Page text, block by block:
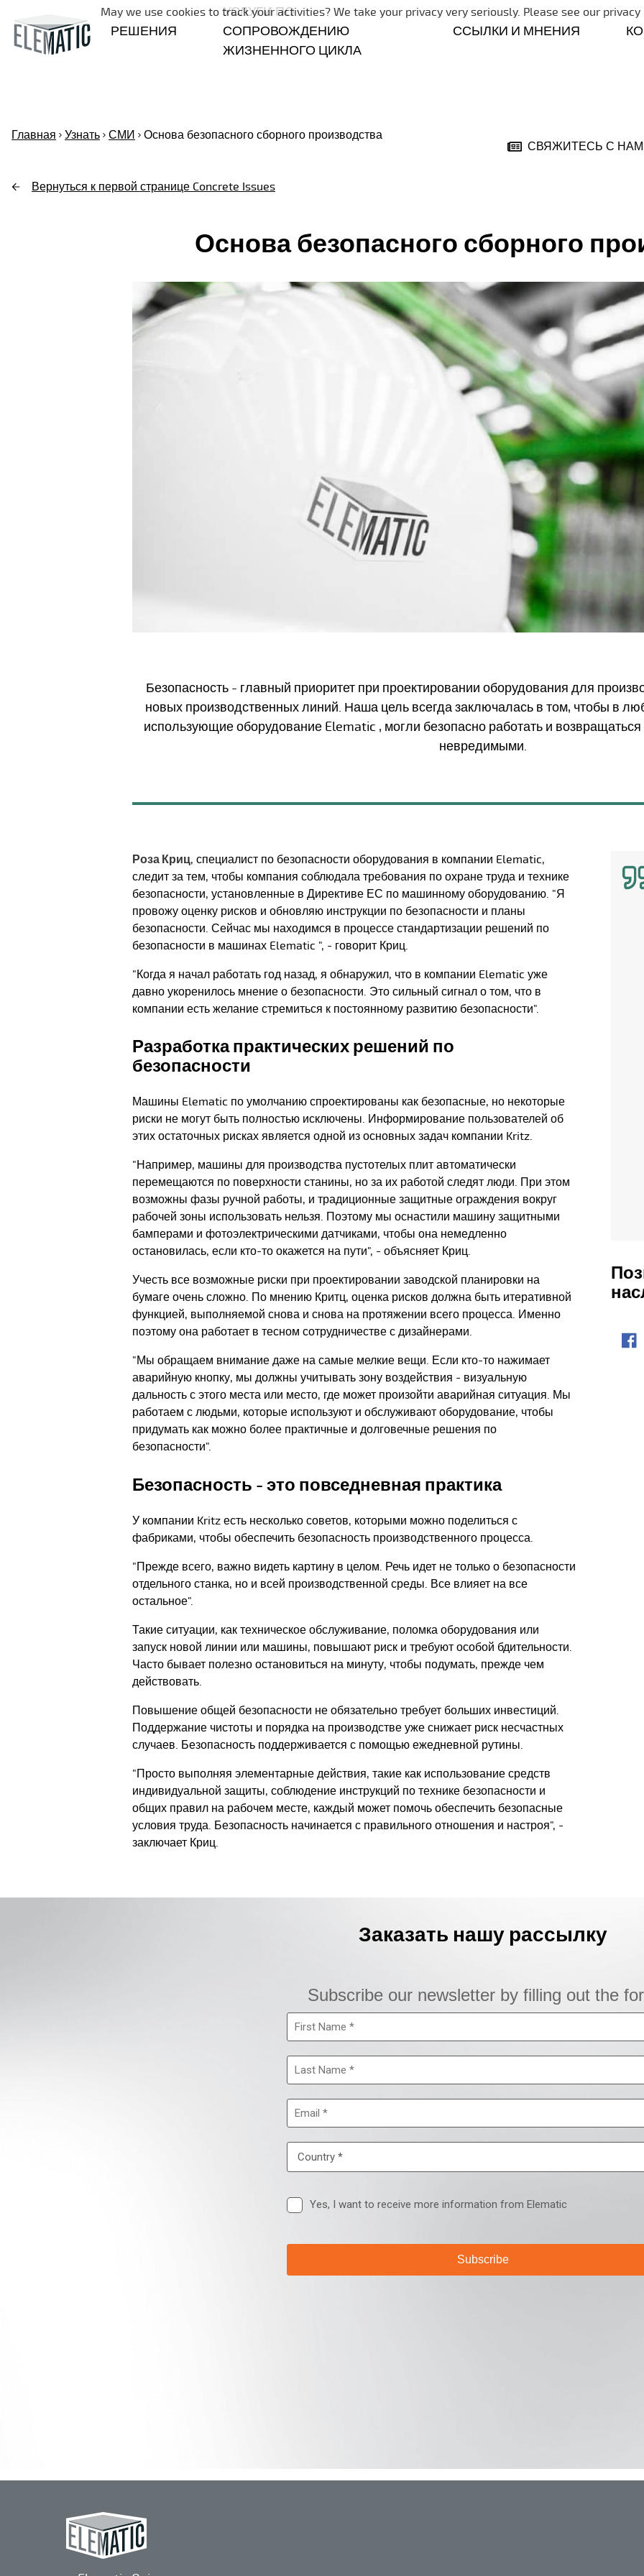
Skip navigation
РЕШЕНИЯ
УСЛУГИ ПО
СОПРОВОЖДЕНИЮ
ЖИЗНЕННОГО ЦИКЛА
ССЫЛКИ И МНЕНИЯ
Главная Узнать СМИ
Основа безопасного сборного производства
СВЯЖИТЕСЬ С
Вернуться к первой странице Concrete Issues
Основа безопасного сборного
Безопасность - главный приоритет при проектировании оборудования для
новых производственных линий. Наша цель всегда заключалась в том, чтобы в
использующие оборудование Elematic , могли безопасно работать и
невредимыми.
Роза Криц, специалист по безопасности оборудования в компании Elematic,
следит за тем, чтобы компания соблюдала требования по охране труда и технике
безопасности, установленные в Директиве ЕС по машинному оборудованию. "Я
провожу оценку рисков и обновляю инструкции по безопасности и планы
безопасности. Сейчас мы находимся в процессе стандартизации решений по
безопасности в машинах Elematic ", - говорит Криц.
"Когда я начал работать год назад, я обнаружил, что в компании Elematic уже
давно укоренилось мнение о безопасности. Это сильный сигнал о том, что в
компании есть желание стремиться к постоянному развитию безопасности".
Разработка практических решений по
безопасности
Машины Elematic по умолчанию спроектированы как безопасные, но некоторые
риски не могут быть полностью исключены. Информирование пользователей об
этих остаточных рисках является одной из основных задач компании Kritz.
"Например, машины для производства пустотелых плит автоматически
перемещаются по поверхности станины, но за их работой следят люди. При этом
возможны фазы ручной работы, и традиционные защитные ограждения вокруг
рабочей зоны использовать нельзя. Поэтому мы оснастили машину защитными
бамперами и фотоэлектрическими датчиками, чтобы она немедленно
остановилась, если кто-то окажется на пути", - объясняет Криц.
Учесть все возможные риски при проектировании заводской планировки на
бумаге очень сложно. По мнению Критц, оценка рисков должна быть итеративной
функцией, выполняемой снова и снова на протяжении всего процесса. Именно
поэтому она работает в тесном сотрудничестве с дизайнерами.
"Мы обращаем внимание даже на самые мелкие вещи. Если кто-то нажимает
аварийную кнопку, мы должны учитывать зону воздействия - визуальную
дальность с этого места или место, где может произойти аварийная ситуация. Мы
работаем с людьми, которые используют и обслуживают оборудование, чтобы
придумать как можно более практичные и долговечные решения по
безопасности".
Безопасность - это повседневная практика
У компании Kritz есть несколько советов, которыми можно поделиться с
фабриками, чтобы обеспечить безопасность производственного процесса.
"Прежде всего, важно видеть картину в целом. Речь идет не только о безопасности
отдельного станка, но и всей производственной среды. Все влияет на все
остальное".
Такие ситуации, как техническое обслуживание, поломка оборудования или
запуск новой линии или машины, повышают риск и требуют особой бдительности.
Часто бывает полезно остановиться на минуту, чтобы подумать, прежде чем
действовать.
Повышение общей безопасности не обязательно требует больших инвестиций.
Поддержание чистоты и порядка на производстве уже снижает риск несчастных
случаев. Безопасность поддерживается с помощью ежедневной рутины.
"Просто выполняя элементарные действия, такие как использование средств
индивидуальной защиты, соблюдение инструкций по технике безопасности и
общих правил на рабочем месте, каждый может помочь обеспечить безопасные
условия труда. Безопасность начинается с правильного отношения и настроя", -
заключает Криц.
Заказать нашу рассылку
May we use cookies to track your activities? We take your privacy very seriously. Please see our